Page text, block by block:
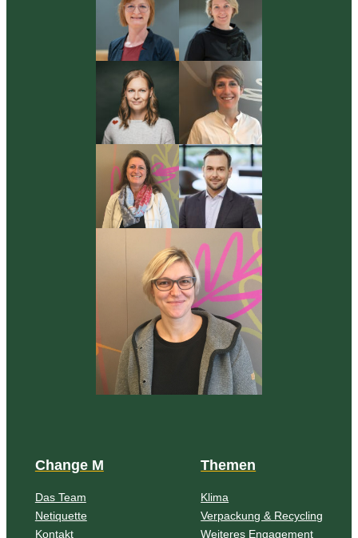
Change M
Das Team
Netiquette
Kontakt
Themen
Klima
Verpackung & Recycling
Weiteres Engagement